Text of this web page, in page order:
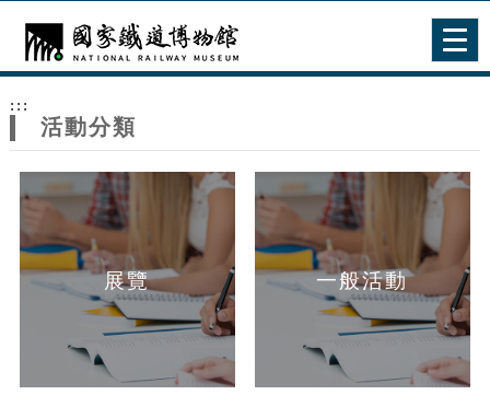
網
站
主
題
:::
活動分類
展覽 一般活動